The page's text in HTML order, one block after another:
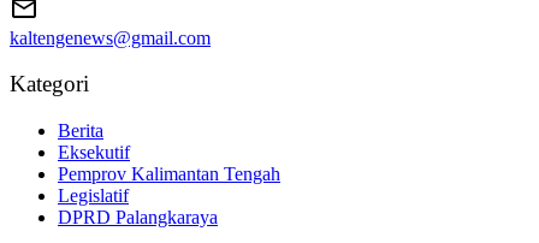
kaltengenews@gmail.com
Kategori
Berita
Eksekutif
Pemprov Kalimantan Tengah
Legislatif
DPRD Palangkaraya